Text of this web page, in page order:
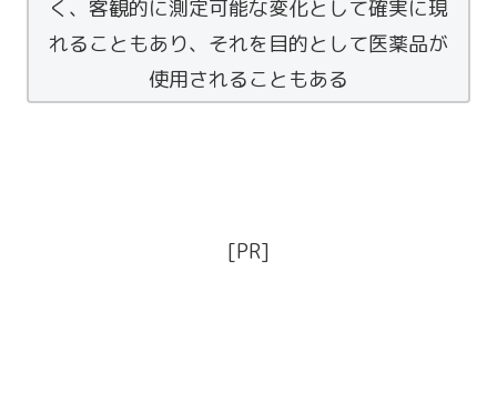
く、客観的に測定可能な変化として確実に現
れることもあり、それを目的として医薬品が
使用されることもある
[PR]